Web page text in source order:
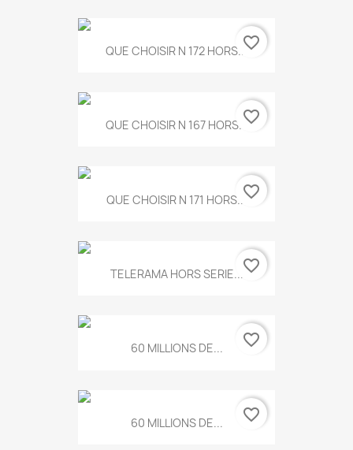
QUE CHOISIR N 172 HORS...favorite_border
QUE CHOISIR N 167 HORS...favorite_border
QUE CHOISIR N 171 HORS...favorite_border
TELERAMA HORS SERIE...favorite_border
60 MILLIONS DE... favorite_border
60 MILLIONS DE... favorite_border